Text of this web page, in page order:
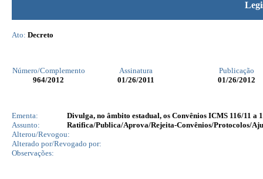
Ato: Decreto
Número/Complemento Assinatura
Publicação
964/2012 01/26/2011 01/26/2012
Ementa:
Divulga, no âmbito estadual, os Convênios ICMS 116/11 a
Assunto:
Ratifica/Publica/Aprova/Rejeita-Convênios/Protocolos/
Alterou/Revogou:
Alterado por/Revogado por:
Observações: